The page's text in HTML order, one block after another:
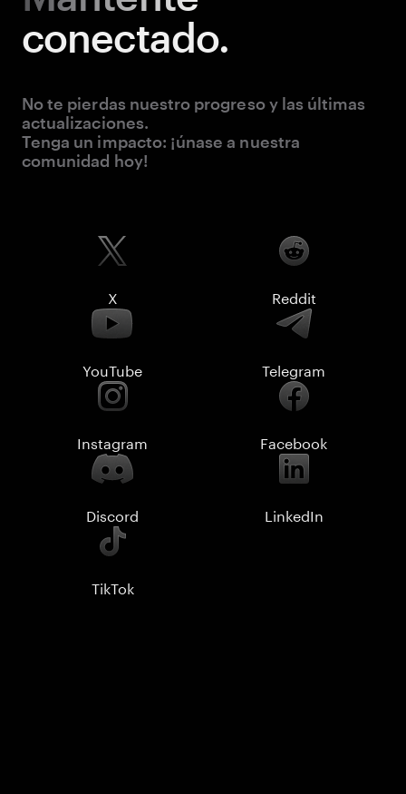
conectado.
No te pierdas nuestro progreso y las últimas
actualizaciones.
Tenga un impacto: ¡únase a nuestra
comunidad hoy!
X Reddit
YouTube Telegram
Instagram Facebook
Discord LinkedIn
TikTok